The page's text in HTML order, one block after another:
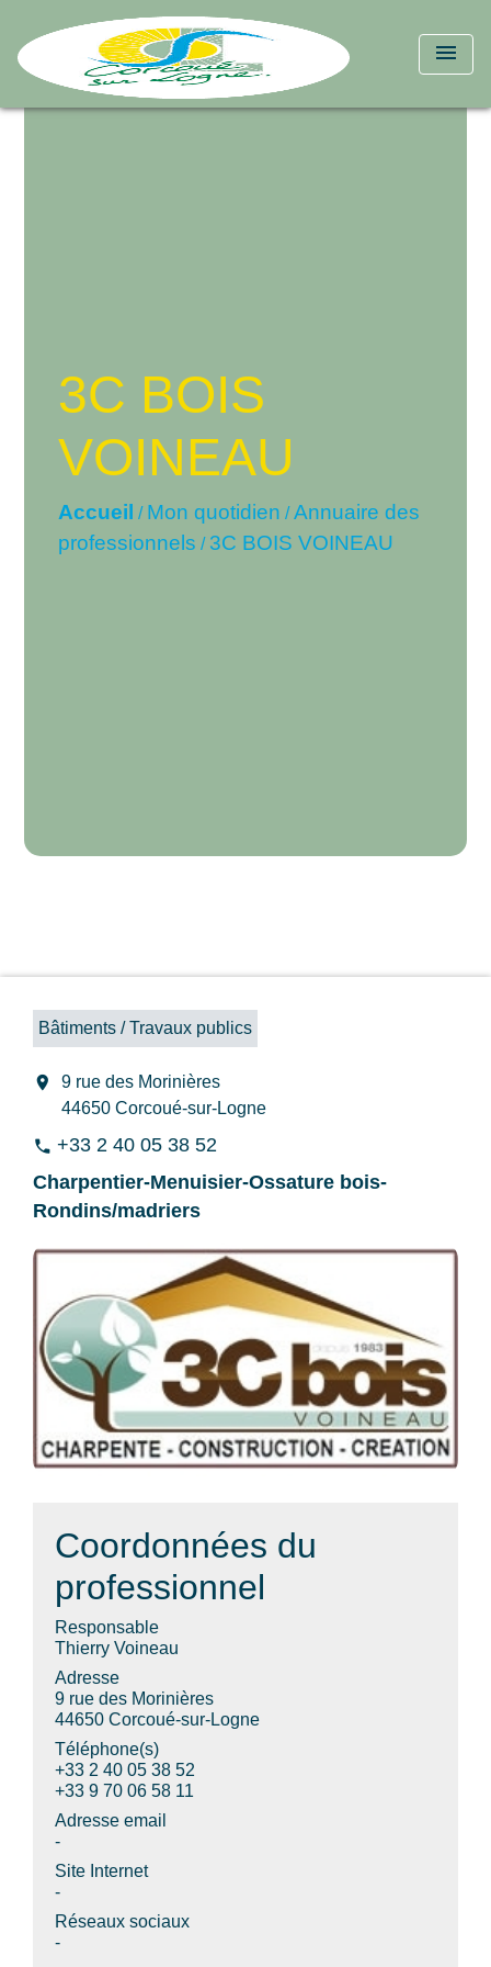
menu
3C BOIS
VOINEAU
Accueil / Mon quotidien /Annuaire des
professionnels / 3C BOIS VOINEAU
Bâtiments / Travaux publics
location_on
9 rue des Morinières
44650 Corcoué-sur-Logne
phone +33 2 40 05 38 52
Charpentier-Menuisier-Ossature bois-
Rondins/madriers
Coordonnées du
professionnel
Responsable
Thierry Voineau
Adresse
9 rue des Morinières
44650 Corcoué-sur-Logne
Téléphone(s)
+33 2 40 05 38 52
+33 9 70 06 58 11
Adresse email
-
Site Internet
-
Réseaux sociaux
-